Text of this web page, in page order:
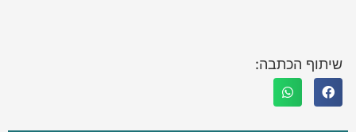
שיתוף הכתבה: